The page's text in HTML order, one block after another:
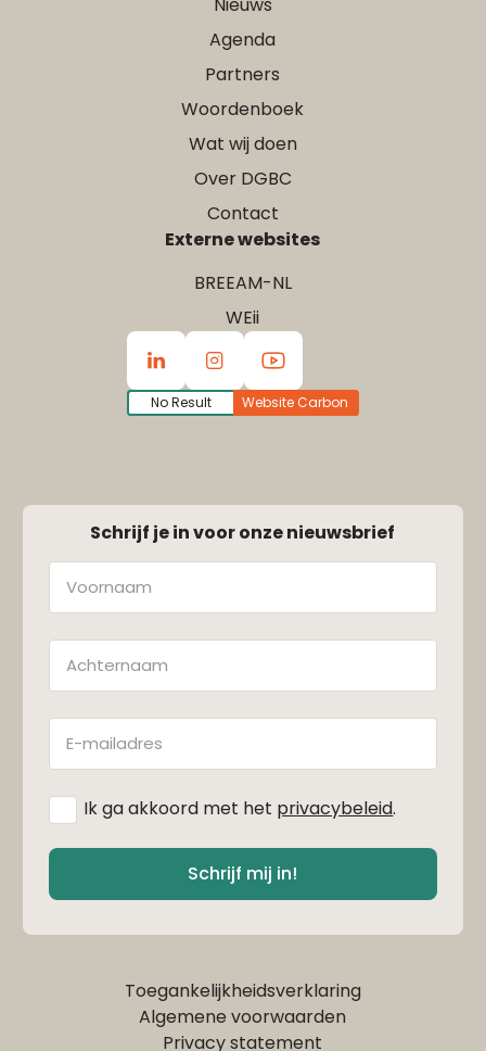
Agenda
Partners
Woordenboek
Wat wij doen
Over DGBC
Contact
Externe websites
BREEAM-NL
WEii
No Result Website Carbon
Schrijf je in voor onze nieuwsbrief
Naam
Achternaam
E-
mailadres
Ik ga akkoord met het privacybeleid.
Schrijf mij in!
Toegankelijkheidsverklaring
Algemene voorwaarden
Privacy statement